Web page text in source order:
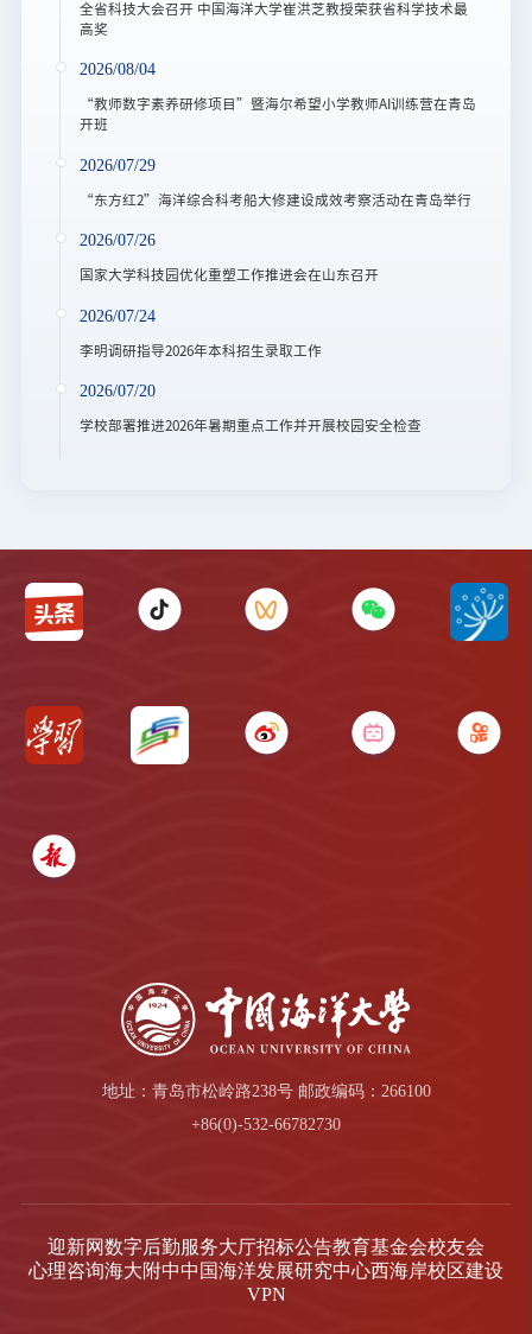
全省科技大会召开 中国海洋大学崔洪芝教授荣获省科学技术最
高奖
2026/08/04
“教师数字素养研修项目”暨海尔希望小学教师AI训练营在青岛
开班
2026/07/29
“东方红2”海洋综合科考船大修建设成效考察活动在青岛举行
2026/07/26
国家大学科技园优化重塑工作推进会在山东召开
2026/07/24
李明调研指导2026年本科招生录取工作
2026/07/20
学校部署推进2026年暑期重点工作并开展校园安全检查
地址：青岛市松岭路238号 邮政编码：266100
+86(0)-532-66782730
迎新网数字后勤服务大厅招标公告教育基金会校友会
心理咨询海大附中中国海洋发展研究中心西海岸校区建设
VPN